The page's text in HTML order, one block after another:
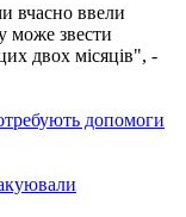
вчасно ввели
може звести
двох місяців", -
допомоги